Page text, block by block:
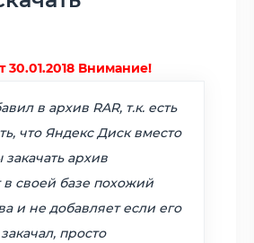
30.01.2018 Внимание!
в архив RAR, т.к. есть
что Яндекс Диск вместо
закачать архив
в своей базе похожий
и не добавляет если его
просто